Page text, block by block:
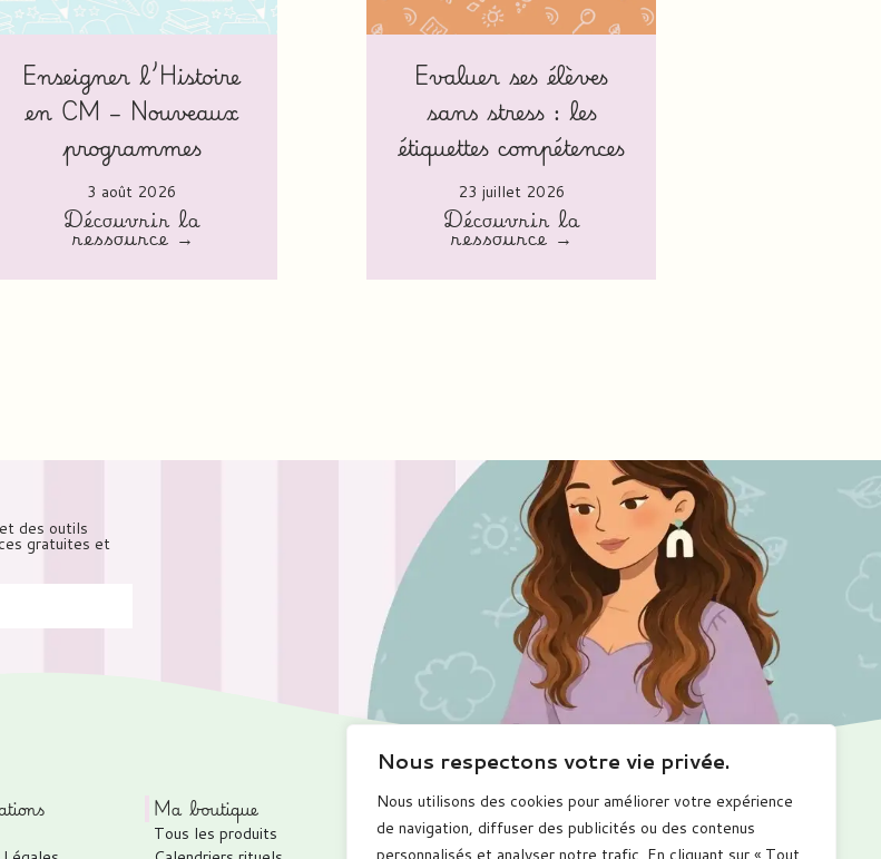
Nous respectons votre vie privée.
Nous utilisons des cookies pour améliorer votre expérience
de navigation, diffuser des publicités ou des contenus
personnalisés et analyser notre trafic. En cliquant sur « Tout
Enseigner l’Histoire
en CM – Nouveaux
programmes
3 août 2026
Découvrir la
ressource →
Evaluer ses élèves
sans stress : les
étiquettes compétences
23 juillet 2026
Découvrir la
ressource →
des outils
gratuites et
Ma boutique
Tous les produits
Me suivre